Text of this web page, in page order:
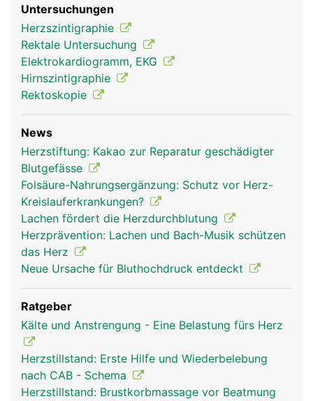
blutkreislauf frau
Untersuchungen
Herzszintigraphie
Rektale Untersuchung
Elektrokardiogramm, EKG
Hirnszintigraphie
Rektoskopie
News
Herzstiftung: Kakao zur Reparatur geschädigter
Blutgefässe
Folsäure-Nahrungsergänzung: Schutz vor Herz-
Kreislauferkrankungen?
Lachen fördert die Herzdurchblutung
Herzprävention: Lachen und Bach-Musik schützen
das Herz
Neue Ursache für Bluthochdruck entdeckt
Ratgeber
Kälte und Anstrengung - Eine Belastung fürs Herz
Herzstillstand: Erste Hilfe und Wiederbelebung
nach CAB - Schema
Herzstillstand: Brustkorbmassage vor Beatmung